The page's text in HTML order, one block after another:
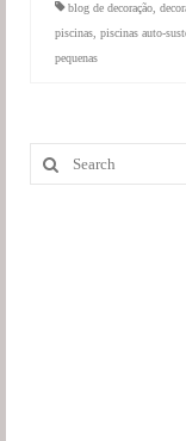
blog de decoração
piscinas piscinas auto-
pequenas
Search
for: